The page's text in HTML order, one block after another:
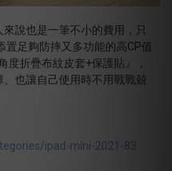
說也是一筆不小的費用，只
足夠防摔又多功能的高CP值
折疊布紋皮套+保護貼』，
也讓自己使用時不用戰戰兢
ipad-mini-2021-83